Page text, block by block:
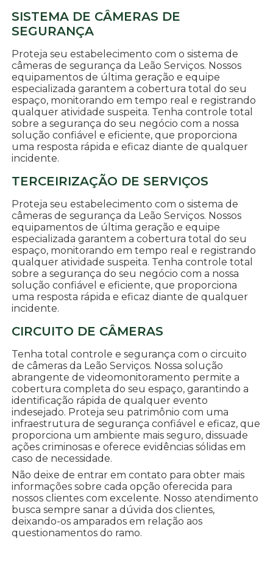
SISTEMA DE CÂMERAS DE
SEGURANÇA
Proteja seu estabelecimento com o sistema de
câmeras de segurança da Leão Serviços. Nossos
equipamentos de última geração e equipe
especializada garantem a cobertura total do seu
espaço, monitorando em tempo real e registrando
qualquer atividade suspeita. Tenha controle total
sobre a segurança do seu negócio com a nossa
solução confiável e eficiente, que proporciona
uma resposta rápida e eficaz diante de qualquer
incidente.
TERCEIRIZAÇÃO DE SERVIÇOS
Proteja seu estabelecimento com o sistema de
câmeras de segurança da Leão Serviços. Nossos
equipamentos de última geração e equipe
especializada garantem a cobertura total do seu
espaço, monitorando em tempo real e registrando
qualquer atividade suspeita. Tenha controle total
sobre a segurança do seu negócio com a nossa
solução confiável e eficiente, que proporciona
uma resposta rápida e eficaz diante de qualquer
incidente.
CIRCUITO DE CÂMERAS
Tenha total controle e segurança com o circuito
de câmeras da Leão Serviços. Nossa solução
abrangente de videomonitoramento permite a
cobertura completa do seu espaço, garantindo a
identificação rápida de qualquer evento
indesejado. Proteja seu patrimônio com uma
infraestrutura de segurança confiável e eficaz, que
proporciona um ambiente mais seguro, dissuade
ações criminosas e oferece evidências sólidas em
caso de necessidade.
Não deixe de entrar em contato para obter mais
informações sobre cada opção oferecida para
nossos clientes com excelente. Nosso atendimento
busca sempre sanar a dúvida dos clientes,
deixando-os amparados em relação aos
questionamentos do ramo.